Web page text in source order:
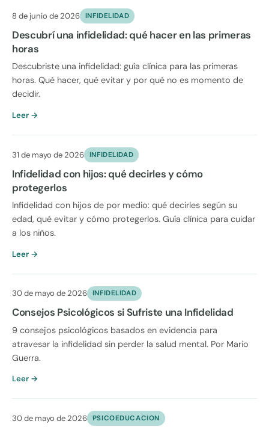
8 de junio de 2026 INFIDELIDAD
Descubrí una infidelidad: qué hacer en las primeras
horas
Descubriste una infidelidad: guía clínica para las primeras
horas. Qué hacer, qué evitar y por qué no es momento de
decidir.
Leer →
31 de mayo de 2026 INFIDELIDAD
Infidelidad con hijos: qué decirles y cómo
protegerlos
Infidelidad con hijos de por medio: qué decirles según su
edad, qué evitar y cómo protegerlos. Guía clínica para cuidar
a los niños.
Leer →
30 de mayo de 2026 INFIDELIDAD
Consejos Psicológicos si Sufriste una Infidelidad
9 consejos psicológicos basados en evidencia para
atravesar la infidelidad sin perder la salud mental. Por Mario
Guerra.
Leer →
30 de mayo de 2026 PSICOEDUCACION